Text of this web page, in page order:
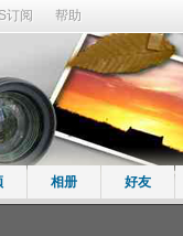
订阅 帮助
相册 好友